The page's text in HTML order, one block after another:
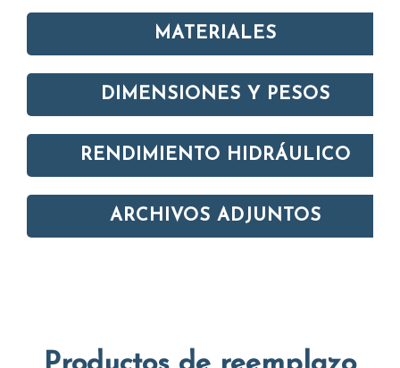
MATERIALES
DIMENSIONES Y PESOS
RENDIMIENTO HIDRÁULICO
ARCHIVOS ADJUNTOS